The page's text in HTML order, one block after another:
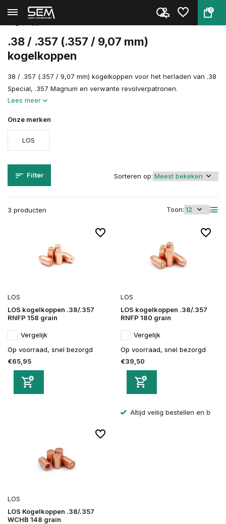
0
Terug Home
Herlaadcomponenten
.38 / .357 (.357 / 9,07 mm)
kogelkoppen
38 / .357 (.357 / 9,07 mm) kogelkoppen voor het herladen van .38
Special, .357 Magnum en verwante revolverpatronen.
Lees meer
Onze merken
LOS
Filter
3 producten Toon:
Sorteren op:
LOS
LOS kogelkoppen .38/.357
RNFP 158 grain
Vergelijk
Op voorraad, snel bezorgd
€65,95
LOS
LOS kogelkoppen .38/.357
RNFP 180 grain
Vergelijk
Op voorraad, snel bezorgd
€39,50
Altijd veilig bestellen en betalen
LOS
LOS Kogelkoppen .38/.357
WCHB 148 grain